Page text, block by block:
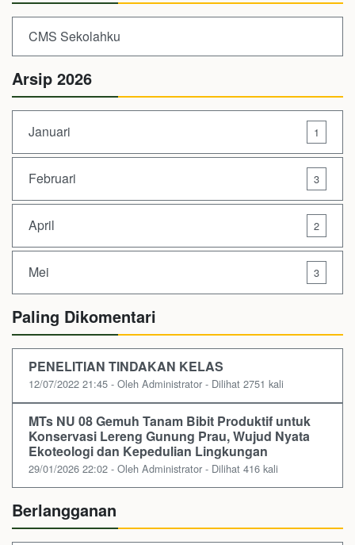
CMS Sekolahku
Arsip 2026
Januari 1
Februari 3
April 2
Mei 3
Paling Dikomentari
PENELITIAN TINDAKAN KELAS
12/07/2022 21:45 - Oleh Administrator - Dilihat 2751 kali
MTs NU 08 Gemuh Tanam Bibit Produktif untuk
Konservasi Lereng Gunung Prau, Wujud Nyata
Ekoteologi dan Kepedulian Lingkungan
29/01/2026 22:02 - Oleh Administrator - Dilihat 416 kali
Berlangganan